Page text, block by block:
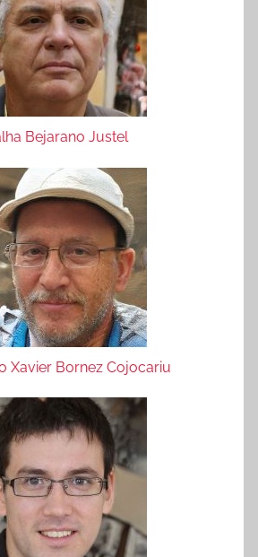
Bejarano Justel
Xavier Bornez Cojocariu